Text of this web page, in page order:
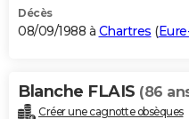
Décès
08/09/1988 à Chartres (
Blanche FLAIS (86
Créer une cagnotte obsèques